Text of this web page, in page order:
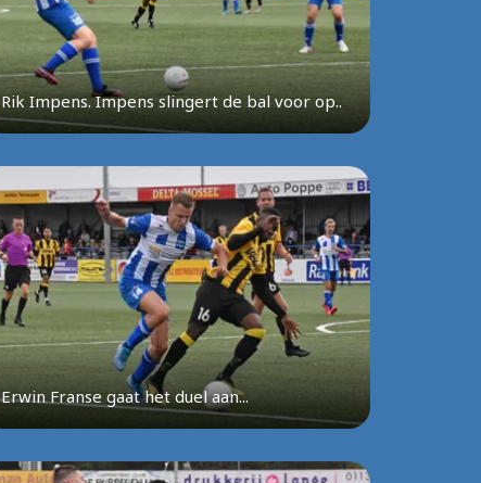
Rik Impens. Impens slingert de bal voor op..
Erwin Franse gaat het duel aan...